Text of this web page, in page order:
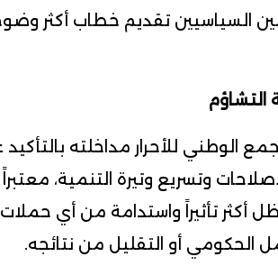
السياسيين تقديم خطاب أكثر
التشاؤم
الوطني للأحرار مداخلته
وتسريع وتيرة التنمية،
أكثر تأثيراً واستدامة من أي
الحكومي أو التقليل من نتائجه.